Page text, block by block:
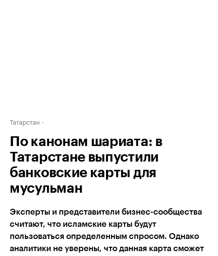
Татарстан
По канонам шариата: в
Татарстане выпустили
банковские карты для
мусульман
Эксперты и представители бизнес-сообщества
считают, что исламские карты будут
пользоваться определенным спросом. Однако
аналитики не уверены, что данная карта сможет